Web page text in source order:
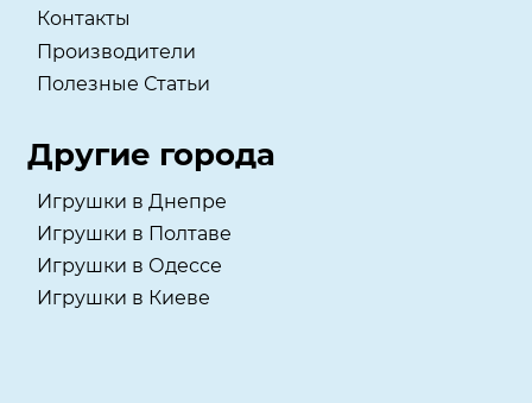
Контакты
Производители
Полезные Статьи
Другие города
Игрушки в Днепре
Игрушки в Полтаве
Игрушки в Одессе
Игрушки в Киеве